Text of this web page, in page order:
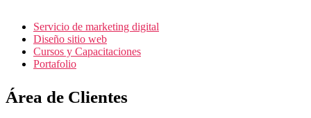
Servicio de marketing digital
Diseño sitio web
Cursos y Capacitaciones
Portafolio
Área de Clientes